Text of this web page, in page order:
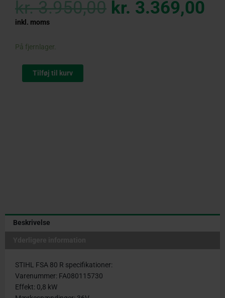
kr.3.950,00 price
was:
kr. 3.369,00
inkl. moms
På fjernlager.
STIHL
Tilføj til kurv
Beskrivelse
STIHL FSA 80 R specifikationer:
Varenummer: FA080115730
Effekt: 0,8 kW